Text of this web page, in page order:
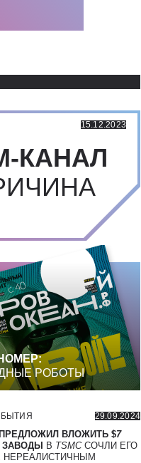
15.12.2023
КАНАЛ
РОБОТЫ
29.09.2024
ВЛОЖИТЬ $7
В TSMC СОЧЛИ ЕГО
НЕРЕАЛИСТИЧНЫМ